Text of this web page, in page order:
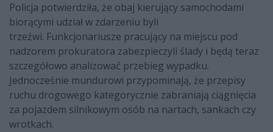
Policja potwierdziła, że obaj kierujący samochodami
biorącymi udział w zdarzeniu byli
trzeźwi. Funkcjonariusze pracujący na miejscu pod
nadzorem prokuratora zabezpieczyli ślady i będą teraz
szczegółowo analizować przebieg wypadku.
Jednocześnie mundurowi przypominają, że przepisy
ruchu drogowego kategorycznie zabraniają ciągnięcia
za pojazdem silnikowym osób na nartach, sankach czy
wrotkach.